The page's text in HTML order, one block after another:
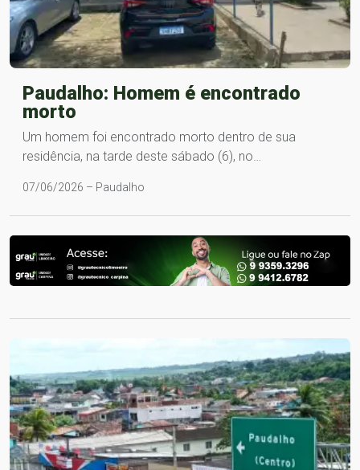
Paudalho: Homem é encontrado
morto
Um homem foi encontrado morto dentro de sua
residência, na tarde deste sábado (6), no…
07/06/2026 – Paudalho